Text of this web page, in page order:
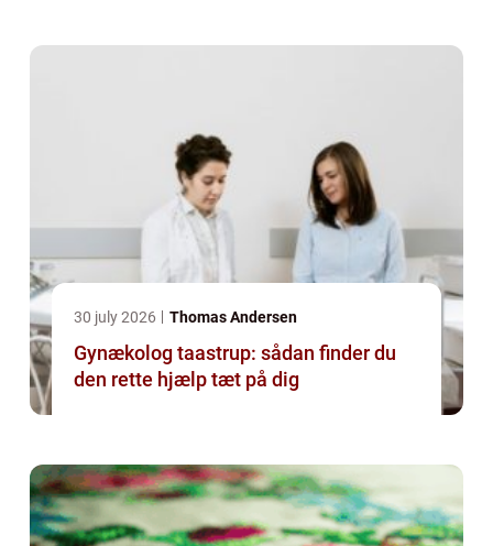
30 july 2026 Thomas Andersen
Gynækolog taastrup: sådan finder du
den rette hjælp tæt på dig